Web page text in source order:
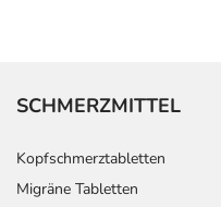
SCHMERZMITTEL
Kopfschmerztabletten
Migräne Tabletten